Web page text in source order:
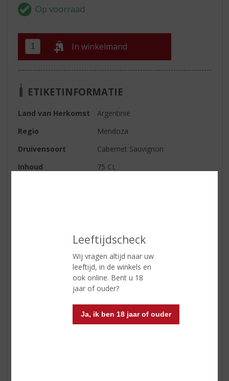
Leeftijdscheck
Wij vragen altijd naar uw
leeftijd, in de winkels en
ook online. Bent u 18
jaar of ouder?
Ja, ik ben 18 jaar of ouder
In winkelmand
ETIKETINFORMATIE
Land van Herkomst
Argentinië
Regio
Mendoza
Druivensoort
Cabernet Sauvignon
Inhoud
75 CL
krachtige aroma’s van zwarte
bessen met tonen van cassis en
een vleugje mint
uitstekend in balans en heeft een
mooie structuur en rijpe tannines
ronde afdronk
heerlijk bij gegrild vlees, wild en